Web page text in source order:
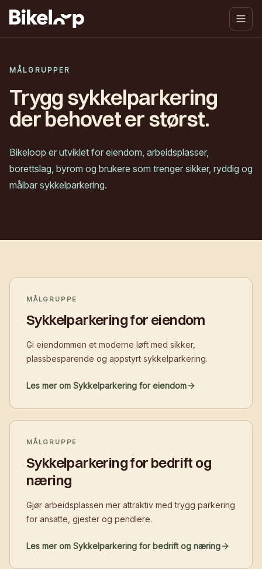
MÅLGRUPPER
Trygg sykkelparkering
der behovet er størst.
Bikeloop er utviklet for eiendom, arbeidsplasser,
borettslag, byrom og brukere som trenger sikker, ryddig og
målbar sykkelparkering.
MÅLGRUPPE
Sykkelparkering for eiendom
Gi eiendommen et moderne løft med sikker,
plassbesparende og appstyrt sykkelparkering.
Les mer om Sykkelparkering for eiendom
MÅLGRUPPE
Sykkelparkering for bedrift og
næring
Gjør arbeidsplassen mer attraktiv med trygg parkering
for ansatte, gjester og pendlere.
Les mer om Sykkelparkering for bedrift og næring